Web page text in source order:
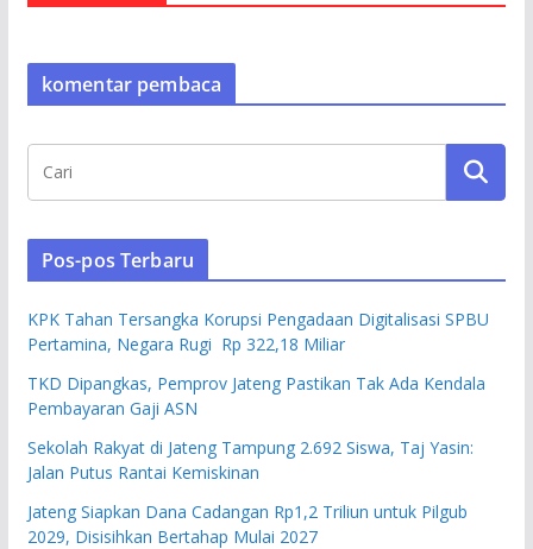
komentar pembaca
Pos-pos Terbaru
KPK Tahan Tersangka Korupsi Pengadaan Digitalisasi SPBU
Pertamina, Negara Rugi Rp 322,18 Miliar
TKD Dipangkas, Pemprov Jateng Pastikan Tak Ada Kendala
Pembayaran Gaji ASN
Sekolah Rakyat di Jateng Tampung 2.692 Siswa, Taj Yasin:
Jalan Putus Rantai Kemiskinan
Jateng Siapkan Dana Cadangan Rp1,2 Triliun untuk Pilgub
2029, Disisihkan Bertahap Mulai 2027